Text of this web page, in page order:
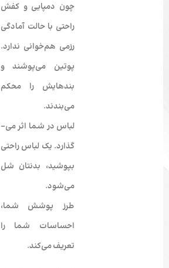
چون دمپایی و کفش
راحتی با حالت آمادگی
رزمی هم‌خوانی ندارد.
پوتین می‌­پوشند و
بندهایش را محکم
می‌بندند.
لباس در شما اثر می‌­
گذارد. یک لباس راحتی
بپوشید، بدنتان شل
می­‌شود.
طرز پوشش شما،
احساسات شما را
تعریف می­‌کند.